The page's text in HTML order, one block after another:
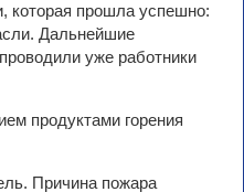
которая прошла успешно:
Дальнейшие
уже работники
продуктами горения
Причина пожара